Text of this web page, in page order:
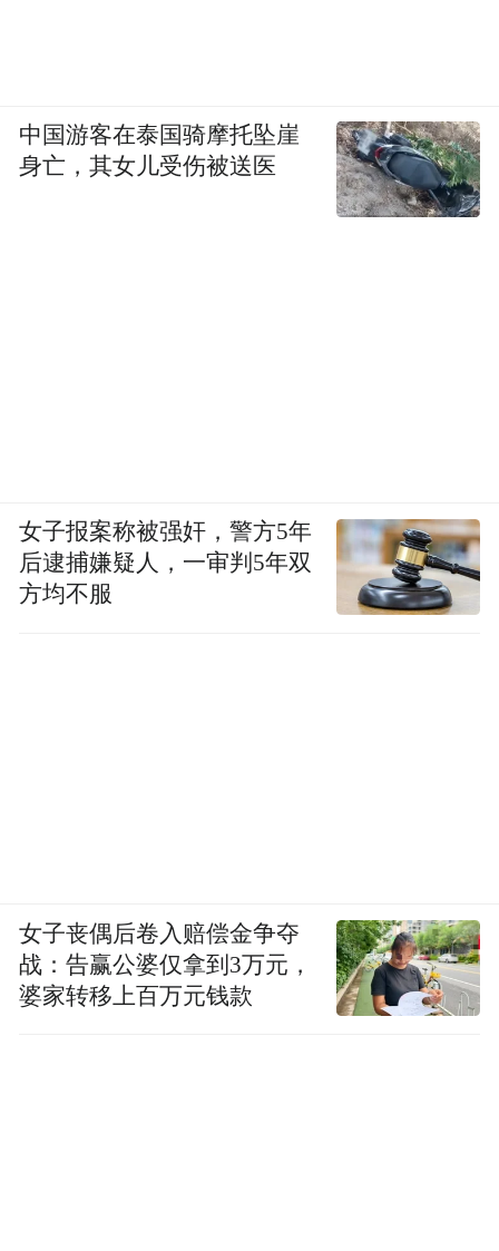
中国游客在泰国骑摩托坠崖
身亡，其女儿受伤被送医
女子报案称被强奸，警方5年
后逮捕嫌疑人，一审判5年双
方均不服
女子丧偶后卷入赔偿金争夺
战：告赢公婆仅拿到3万元，
婆家转移上百万元钱款